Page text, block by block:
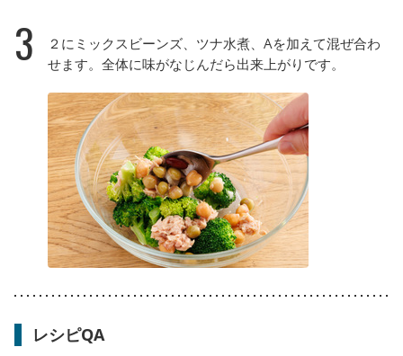
3
２にミックスビーンズ、ツナ水煮、Aを加えて混ぜ合わ
せます。全体に味がなじんだら出来上がりです。
レシピQA